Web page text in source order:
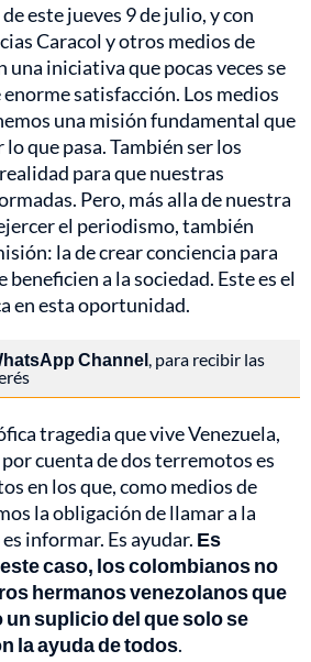
este jueves 9 de julio, y con
Caracol y otros medios de
una iniciativa que pocas veces se
enorme satisfacción. Los medios
una misión fundamental que
que pasa. También ser los
para que nuestras
Pero, más alla de nuestra
el periodismo, también
la de crear conciencia para
beneficien a la sociedad. Este es el
en esta oportunidad.
Channel , para recibir las
tragedia que vive Venezuela,
cuenta de dos terremotos es
en los que, como medios de
la obligación de llamar a la
informar. Es ayudar. Es
caso, los colombianos no
hermanos venezolanos que
suplicio del que solo se
la ayuda de todos.